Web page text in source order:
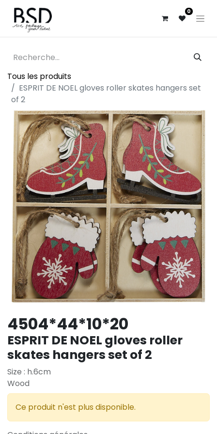
0
Tous les produits
ESPRIT DE NOEL gloves roller skates hangers set
of 2
4504*44*10*20
ESPRIT DE NOEL gloves roller
skates hangers set of 2
Size : h.6cm
Wood
Ce produit n'est plus disponible.